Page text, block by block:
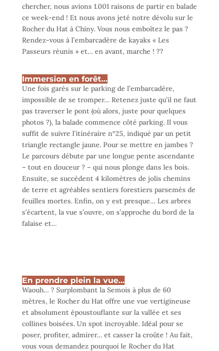
chercher, nous avions 1.001 raisons de partir en balade
ce week-end ! Et nous avons jeté notre dévolu sur le
Rocher du Hat à Chiny. Vous nous emboîtez le pas ?
Rendez-vous à l’embarcadère de kayaks « Les
Passeurs réunis » et… en avant, marche ! ??
Immersion en forêt…
Une fois garés sur le parking de l’embarcadère,
impossible de se tromper… Retenez juste qu’il ne faut
pas traverser le pont (où alors, juste pour quelques
photos ?), la balade commence côté parking. Il vous
suffit de suivre l’itinéraire n°25, indiqué par un petit
triangle rectangle jaune. Pour se mettre en jambes ?
Le parcours débute par une longue pente ascendante
– tout en douceur ? – qui nous plonge dans les bois.
Ensuite, se succèdent 4 kilomètres de jolis chemins
de terre et agréables sentiers forestiers parsemés de
feuilles mortes. Enfin, on y est presque… Les arbres
s’écartent, la vue s’ouvre, on s’approche du bord de la
falaise et…
En prendre plein la vue…
Waouh… ? Surplombant la Semois à plus de 60
mètres, le Rocher du Hat offre une vue vertigineuse
et absolument époustouflante sur la vallée et ses
collines boisées. Un spot incroyable. Idéal pour se
poser, profiter, admirer… et casser la croûte ! Au fait,
vous vous demandez pourquoi le Rocher du Hat